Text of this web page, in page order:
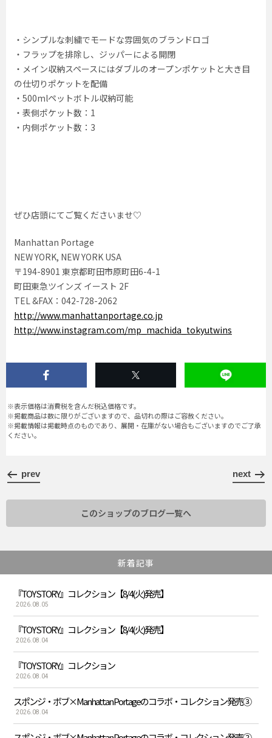
・シンプルな刺繍でモードな雰囲気のブランドロゴ
・フラップを排除し、ジッパーによる開閉
・メイン収納スペースにはダブルのオープンポケットと大き目
の仕切りポケットを配備
・500mlペットボトル収納可能
・表側ポケット数：1
・内側ポケット数：3
ぜひ店頭にてご覧くださいませ♡
Manhattan Portage
NEW YORK, NEW YORK USA
〒194-8901 東京都町田市原町田6-4-1
町田東急ツインズ イースト 2F
TEL &FAX：042-728-2062
http://www.manhattanportage.co.jp
http://www.instagram.com/mp_machida_tokyutwins
※表示価格は消費税を含んだ税込価格です。
※掲載商品は数に限りがございますので、品切れの際はご容赦ください。
※掲載情報は掲載時点のものであり、展開・在庫がない場合もございますのでご了承
ください。
prev next
このショップのブログ一覧へ
新着記事
『TOY STORY』コレクション【8/4(火)発売】
2026.08.05
『TOY STORY』コレクション【8/4(火)発売】
2026.08.04
『TOY STORY』コレクション
2026.08.04
スポンジ・ボブ×Manhattan Portageのコラボ・コレクション発売③
2026.08.04